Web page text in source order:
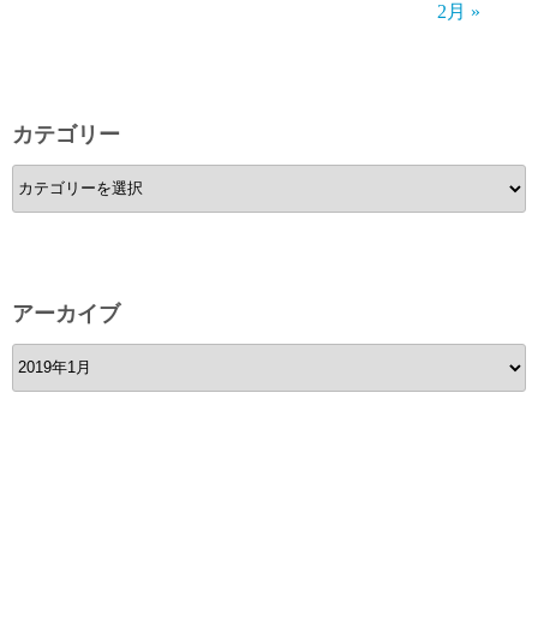
2月 »
カテゴリー
カ
テ
ー
アーカイブ
ア
ー